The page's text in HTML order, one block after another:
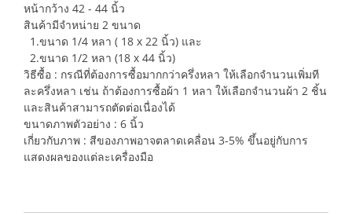
หน้ากว้าง 42 - 44 นิ้ว
สินค้ามีจำหน่าย 2 ขนาด
1.ขนาด 1/4 หลา ( 18 x 22 นิ้ว) และ
2.ขนาด 1/2 หลา (18 x 44 นิ้ว)
วิธีซื้อ : กรณีที่ต้องการซื้อมากกว่าครึ่งหลา ให้เลือกจำนวนเพิ่มที
ละครึ่งหลา เช่น ถ้าต้องการซื้อผ้า 1 หลา ให้เลือกจำนวนผ้า 2 ชิ้น
และสินค้าสามารถตัดต่อเนื่องได้
ขนาดภาพตัวอย่าง : 6 นิ้ว
เกี่ยวกับภาพ : สีของภาพอาจตลาดเคลื่อน 3-5% ขึ้นอยู่กับการ
แสดงผลของแต่ละเครื่องมือ